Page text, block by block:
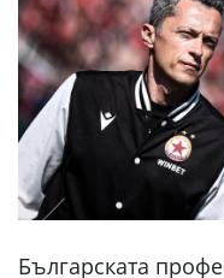
Българската